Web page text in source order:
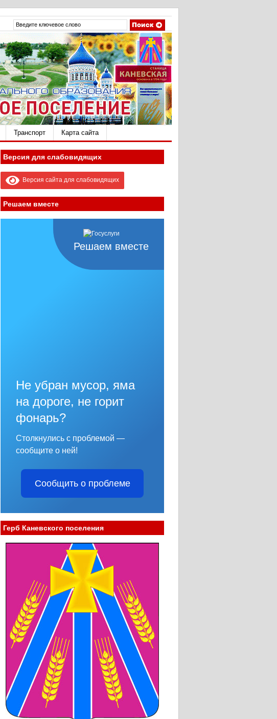
Транспорт Карта сайта
Версия для слабовидящих
Версия сайта для слабовидящих
Решаем вместе
Решаем вместе
Не убран мусор, яма
на дороге, не горит
фонарь?
Столкнулись с проблемой —
сообщите о ней!
Сообщить о проблеме
Герб Каневского поселения